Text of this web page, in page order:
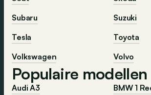
Subaru
Suzuki
Tesla
Toyota
Volkswagen
Volvo
Populaire modellen
Audi A3
BMW 1